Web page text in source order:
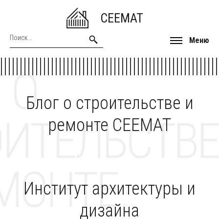
CEEMAT
Меню
Блог о строительстве и
ремонте CEEMAT
О
Институт архитектуры и
дизайна